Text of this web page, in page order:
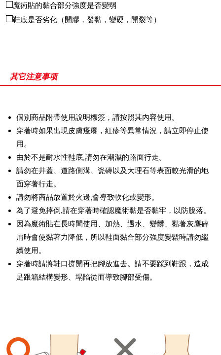
魔術貼的黏合部分強度是否變弱
鞋底是否劣化（開膠，發黏，變硬，開裂等）
其它注意事项
個別商品附帶使用說明標簽，請按照其內容使用。
穿著時如果出現皮膚瘙癢，紅疹等異常情況，請立即停止使
用。
由於不是耐水性鞋底,請勿在潮濕的路面行走。
請勿在井蓋、道路側溝、瓷磚以及大理石等表面較光滑的地
面穿著行走。
請勿將商品放置於火邊,會導致軟化或變形。
為了避免摔倒,請在穿著時確認魔術黏是否黏牢，以防脫落。
因為魔術貼在長時間使用、加熱、遇水、變髒、黏著灰塵碎
屑時會使黏著力降低，所以鞋面黏合部分強度變鬆時請勿繼
續使用。
穿著時請將鞋口撐開再把腳放進去。請不要踩到鞋跟，造成
足跟箱結構變形、塌陷從而導致腳部受傷。